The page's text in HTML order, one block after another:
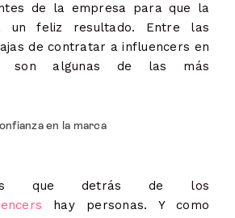
de la empresa para que la
un feliz resultado. Entre las
de contratar a influencers en
son algunas de las más
en la marca
que detrás de los
hay personas. Y como